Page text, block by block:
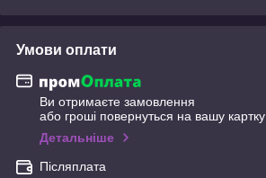
Умови оплати
Ви отримаєте замовлення
або гроші повернуться на вашу картку
Детальніше
Післяплата